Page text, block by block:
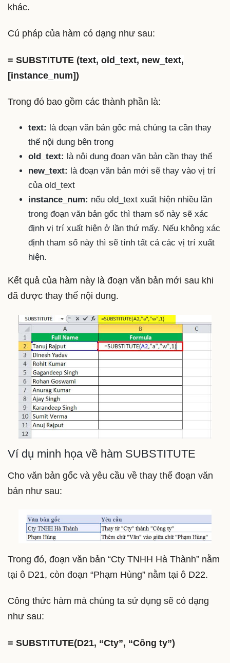
khác.
Cú pháp của hàm có dạng như sau:
= SUBSTITUTE (text, old_text, new_text,
[instance_num])
Trong đó bao gồm các thành phần là:
text: là đoạn văn bản gốc mà chúng ta cần thay
thế nội dung bên trong
old_text: là nội dung đoạn văn bản cần thay thế
new_text: là đoạn văn bản mới sẽ thay vào vị trí
của old_text
instance_num: nếu old_text xuất hiện nhiều lần
trong đoạn văn bản gốc thì tham số này sẽ xác
định vị trí xuất hiện ở lần thứ mấy. Nếu không xác
định tham số này thì sẽ tính tất cả các vị trí xuất
hiện.
Kết quả của hàm này là đoạn văn bản mới sau khi
đã được thay thế nội dung.
Ví dụ minh họa về hàm SUBSTITUTE
Cho văn bản gốc và yêu cầu về thay thế đoạn văn
bản như sau:
Trong đó, đoạn văn bản “Cty TNHH Hà Thành” nằm
tại ô D21, còn đoạn “Phạm Hùng” nằm tại ô D22.
Công thức hàm mà chúng ta sử dụng sẽ có dạng
như sau:
= SUBSTITUTE(D21, “Cty”, “Công ty”)